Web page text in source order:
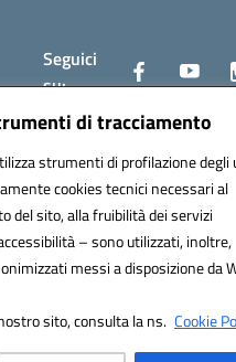
di tracciamento
strumenti di profilazione
cookies tecnici necessari al
del sito, alla fruibilità dei servizi
– sono utilizzati, inoltre,
messi a disposizione da
sito, consulta la ns. Cookie
Seguici
su: